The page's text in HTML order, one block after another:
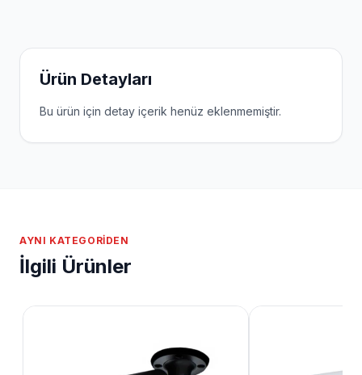
Ürün Detayları
Bu ürün için detay içerik henüz eklenmemiştir.
AYNI KATEGORIDEN
İlgili Ürünler